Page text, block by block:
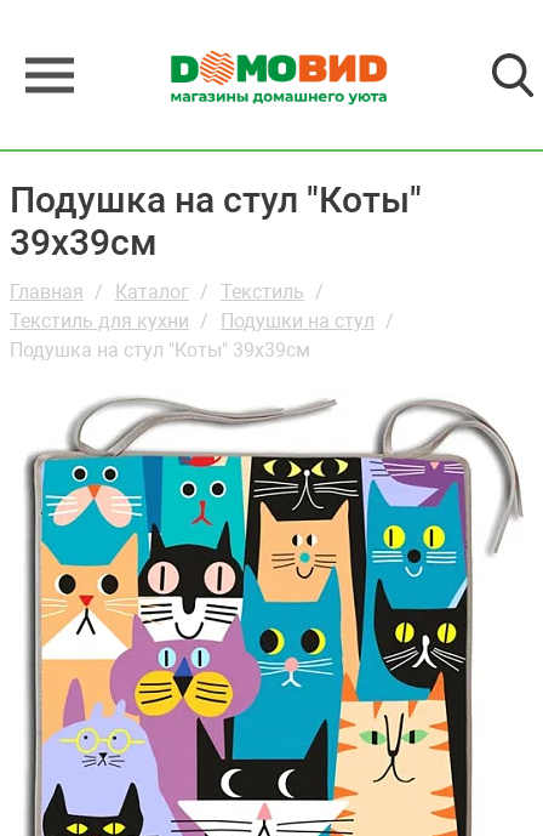
Подушка на стул "Коты"
39х39см
Главная Каталог
Текстиль
Текстиль для кухни
Подушки на стул
Подушка на стул "Коты" 39х39см